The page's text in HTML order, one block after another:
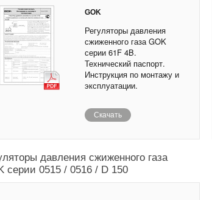
GOK
Регуляторы давления
сжиженного газа GOK
серии 61F 4B.
Технический паспорт.
Инструкция по монтажу и
эксплуатации.
Скачать
давления сжиженного газа
серии 0515 / 0516 / D 150